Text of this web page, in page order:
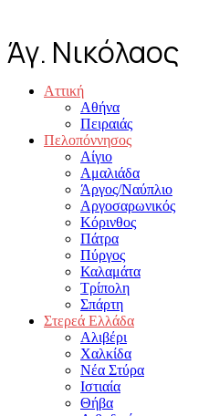
Άγ. Νικόλαος
Αττική
Αθήνα
Πειραιάς
Πελοπόννησος
Αίγιο
Αμαλιάδα
Άργος/Ναύπλιο
Αργοσαρωνικός
Κόρινθος
Πάτρα
Πύργος
Καλαμάτα
Τρίπολη
Σπάρτη
Στερεά Ελλάδα
Αλιβέρι
Χαλκίδα
Νέα Στύρα
Ιστιαία
Θήβα